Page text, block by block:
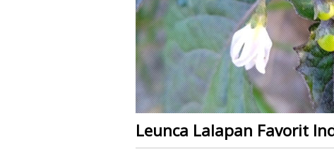
Leunca Lalapan Favorit